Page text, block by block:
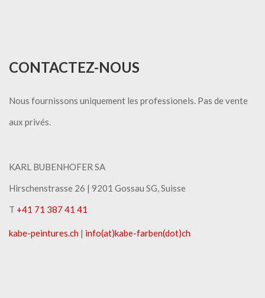
CONTACTEZ-NOUS
Nous fournissons uniquement les professionels. Pas de vente
aux privés.
KARL BUBENHOFER SA
Hirschenstrasse 26 | ​9201 Gossau SG, Suisse
T +41 71 387 41 41
kabe-peintures.ch | info(at)kabe-​farben(dot)ch